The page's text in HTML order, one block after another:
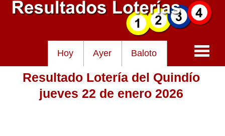
Hoy Ayer Baloto
Baloto
Resultado Lotería del Quindío
jueves 22 de enero 2026